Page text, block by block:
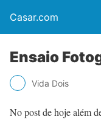
Casar.com
Ensaio
Vida Dois
No post de hoje além